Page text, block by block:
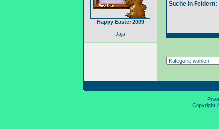
Happy Easter 2009
Jaja
Suche in Feldern:
Copyright